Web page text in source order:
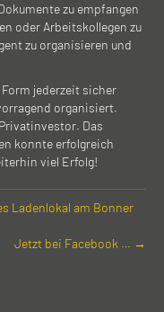
zu empfangen
oder Arbeitskollegen zu
zu organisieren und
jederzeit sicher
organisiert.
Das
konnte erfolgreich
viel Erfolg!
Laden­lokal am Bonner
Jetzt bei Facebook … →